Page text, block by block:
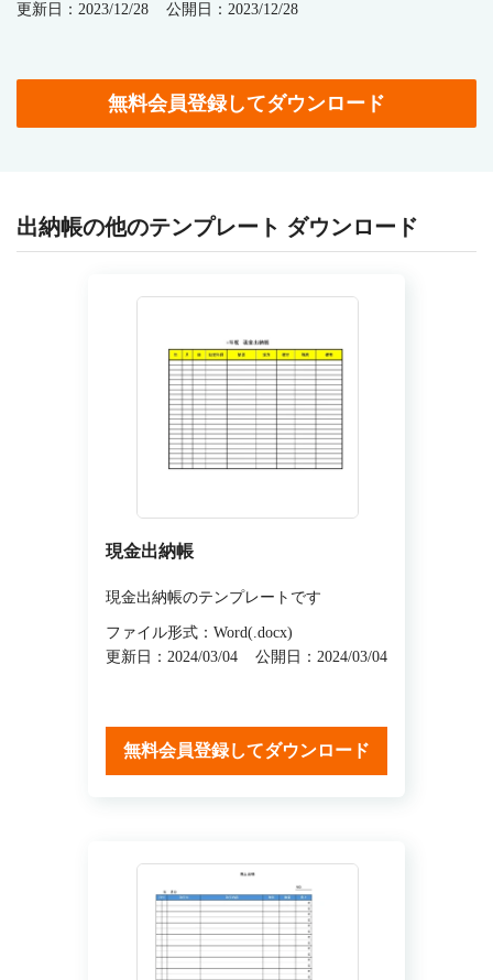
更新日：2023/12/28
公開日：2023/12/28
無料会員登録してダウンロード
出納帳の他のテンプレート ダウンロード
現金出納帳
現金出納帳のテンプレートです
ファイル形式：Word(.docx)
更新日：2024/03/04
公開日：2024/03/04
無料会員登録してダウンロード